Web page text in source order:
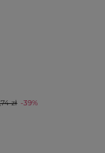
zł -39%